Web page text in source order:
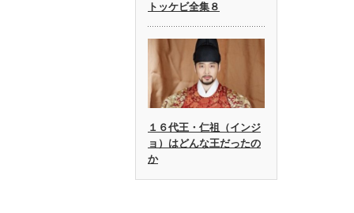
トッケビ全集８
１６代王・仁祖（インジ
ョ）はどんな王だったの
か